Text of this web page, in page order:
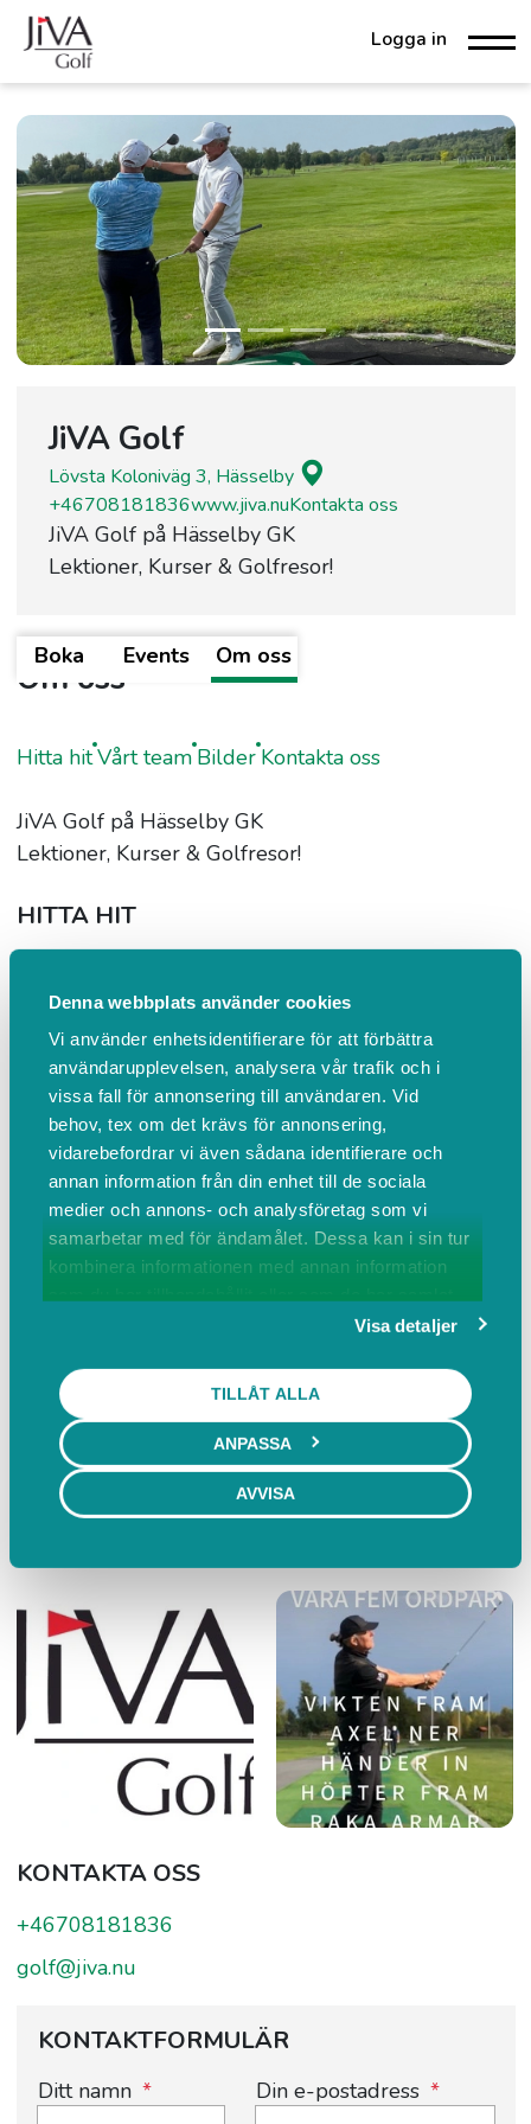
Denna webbplats använder cookies
Vi använder enhetsidentifierare för att förbättra
användarupplevelsen, analysera vår trafik och i
vissa fall för annonsering till användaren. Vid
behov, tex om det krävs för annonsering,
vidarebefordrar vi även sådana identifierare och
annan information från din enhet till de sociala
medier och annons- och analysföretag som vi
samarbetar med för ändamålet. Dessa kan i sin tur
kombinera informationen med annan information
Visa detaljer
TILLÅT ALLA
ANPASSA
AVVISA
Logga in
JiVA Golf
Lövsta Koloniväg 3, Hässelby
+46708181836www.jiva.nuKontakta oss
JiVA Golf på Hässelby GK
Lektioner, Kurser & Golfresor!
Boka Events Om oss
Om oss
Hitta hitVårt team Bilder Kontakta oss
JiVA Golf på Hässelby GK
Lektioner, Kurser & Golfresor!
HITTA HIT
VÅRT TEAM
Dennis Edlund
Hej, jag heter Dennis Edlund. Jag har
15 år som spelare med två
andraplatser på Europatouren och
fem...
Läs mer
M5, och har arbetat som Club
Professional sedan 1983. Jag har
Läs mer
KONTAKTA OSS
+46708181836
golf@jiva.nu
KONTAKTFORMULÄR
Ditt namn Din e-postadress